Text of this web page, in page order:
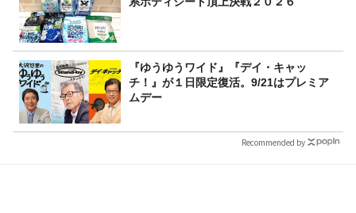
『ゆうゆうワイド』『デイ・キャッ
チ！』が１日限定復活。9/21はプレミア
ムデー
Recommended by